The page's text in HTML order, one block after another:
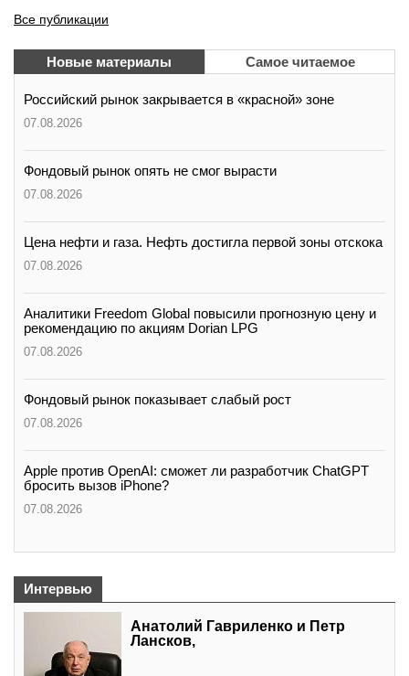
Все публикации
Новые материалы Самое читаемое
Российский рынок закрывается в «красной» зоне
07.08.2026
Фондовый рынок опять не смог вырасти
07.08.2026
Цена нефти и газа. Нефть достигла первой зоны отскока
07.08.2026
Аналитики Freedom Global повысили прогнозную цену и
рекомендацию по акциям Dorian LPG
07.08.2026
Фондовый рынок показывает слабый рост
07.08.2026
Apple против OpenAI: сможет ли разработчик ChatGPT
бросить вызов iPhone?
07.08.2026
Интервью
Анатолий Гавриленко и Петр
Лансков,